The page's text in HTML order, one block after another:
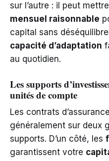
sur l’autre : il peut
mensuel raisonnable
capital sans
capacité d’adaptation
au quotidien.
Les supports
unités de compte
Les contrats
généralement sur deux
supports. D’un côté, les
garantissent votre